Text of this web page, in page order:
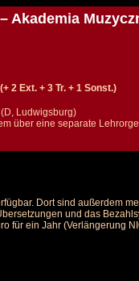
Akademia
2 Ext. + 3 Tr. + 1 Sonst.)
Ludwigsburg)
über eine separate
Dort sind außerdem
und das
für ein Jahr (Verlängerung